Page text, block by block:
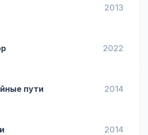
2013
2022
пути 2014
2014